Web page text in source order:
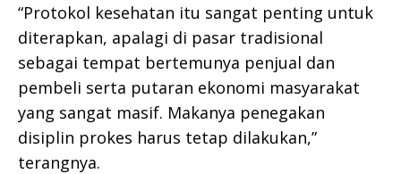
“Protokol kesehatan itu sangat penting untuk
diterapkan, apalagi di pasar tradisional
sebagai tempat bertemunya penjual dan
pembeli serta putaran ekonomi masyarakat
yang sangat masif. Makanya penegakan
disiplin prokes harus tetap dilakukan,”
terangnya.